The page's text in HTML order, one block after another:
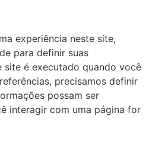
experiência neste site,
para definir suas
site é executado quando você
precisamos definir
possam ser
interagir com uma página for